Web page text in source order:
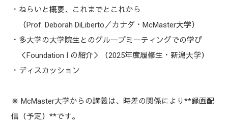
・ねらいと概要、これまでとこれから
（Prof. Deborah DiLiberto／カナダ・McMaster大学）
・多大学の大学院生とのグループミーティングでの学び
＜Foundation I の紹介＞（2025年度履修生・新潟大学）
・ディスカッション
※ McMaster大学からの講義は、時差の関係により**録画配
信（予定）**です。